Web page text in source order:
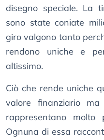
disegno speciale. La
sono state coniate
giro valgono tanto
rendono uniche e
altissimo.
Ciò che rende uniche
valore finanziario
rappresentano
Ognuna di essa